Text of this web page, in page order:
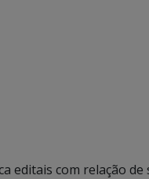
editais com relação